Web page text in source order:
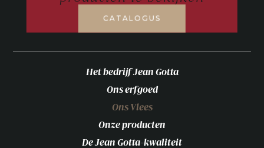
CATALOGUS
Het bedrijf Jean Gotta
Ons erfgoed
Ons Vlees
Onze producten
De Jean Gotta-kwaliteit